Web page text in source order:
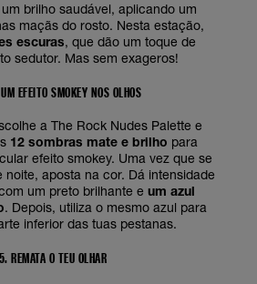
brilho saudável, aplicando um
maçãs do rosto. Nesta estação,
escuras, que dão um toque de
sedutor. Mas sem exageros!
EFEITO SMOKEY NOS OLHOS
a The Rock Nudes Palette e
12 sombras mate e brilho para
efeito smokey. Uma vez que se
noite, aposta na cor. Dá intensidade
um preto brilhante e um azul
. Depois, utiliza o mesmo azul para
inferior das tuas pestanas.
5. REMATA O TEU OLHAR